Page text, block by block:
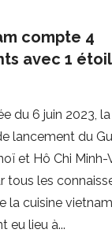
compte 4
avec 1
du 6 juin 2023, la
lancement du
et Hô Chi Minh-
tous les
la cuisine
eu lieu à